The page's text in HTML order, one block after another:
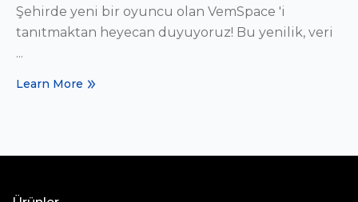
Şehirde yeni bir oyuncu olan VemSpace 'i
tanıtmaktan heyecan duyuyoruz! Bu yenilik, veri
...
Learn More